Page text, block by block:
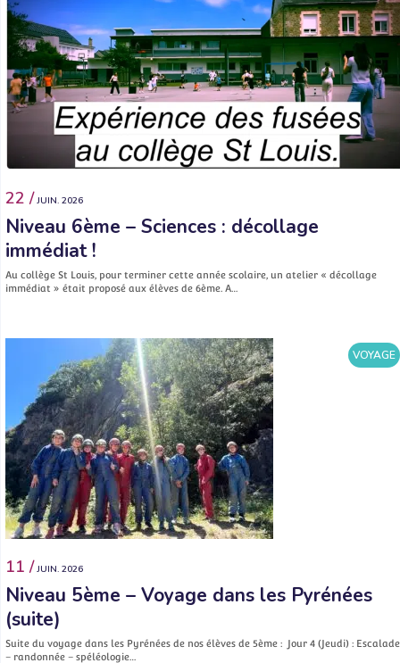
22 / JUIN. 2026
Niveau 6ème – Sciences : décollage
immédiat !
Au collège St Louis, pour terminer cette année scolaire, un atelier « décollage
immédiat » était proposé aux élèves de 6ème. A…
VOYAGE
11 / JUIN. 2026
Niveau 5ème – Voyage dans les Pyrénées
(suite)
Suite du voyage dans les Pyrénées de nos élèves de 5ème : Jour 4 (Jeudi) : Escalade
– randonnée – spéléologie…